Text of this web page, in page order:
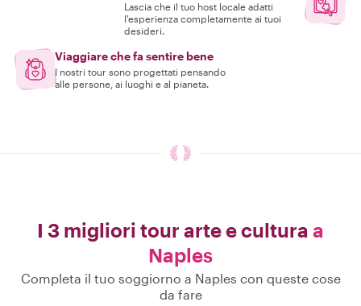
Lascia che il tuo host locale adatti
l'esperienza completamente ai tuoi
desideri.
Viaggiare che fa sentire bene
I nostri tour sono progettati pensando
alle persone, ai luoghi e al pianeta.
I 3 migliori tour arte e cultura a
Naples
Completa il tuo soggiorno a Naples con queste cose
da fare